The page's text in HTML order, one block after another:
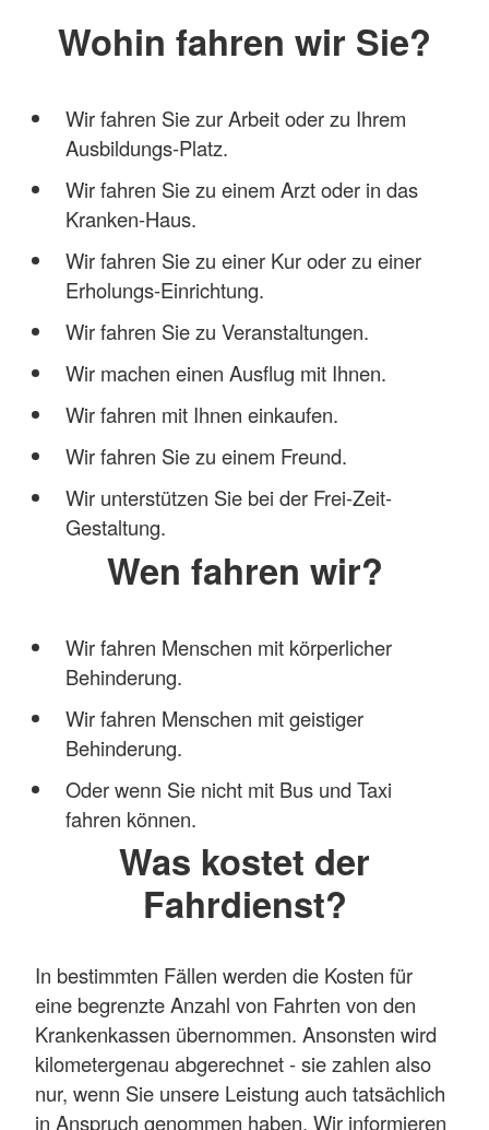
Wohin fahren wir Sie?
Wir fahren Sie zur Arbeit oder zu Ihrem
Ausbildungs-Platz.
Wir fahren Sie zu einem Arzt oder in das
Kranken-Haus.
Wir fahren Sie zu einer Kur oder zu einer
Erholungs-Einrichtung.
Wir fahren Sie zu Veranstaltungen.
Wir machen einen Ausflug mit Ihnen.
Wir fahren mit Ihnen einkaufen.
Wir fahren Sie zu einem Freund.
Wir unterstützen Sie bei der Frei-Zeit-
Gestaltung.
Wen fahren wir?
Wir fahren Menschen mit körperlicher
Behinderung.
Wir fahren Menschen mit geistiger
Behinderung.
Oder wenn Sie nicht mit Bus und Taxi
fahren können.
Was kostet der
Fahrdienst?
In bestimmten Fällen werden die Kosten für
eine begrenzte Anzahl von Fahrten von den
Krankenkassen übernommen. Ansonsten wird
kilometergenau abgerechnet - sie zahlen also
nur, wenn Sie unsere Leistung auch tatsächlich
in Anspruch genommen haben. Wir informieren